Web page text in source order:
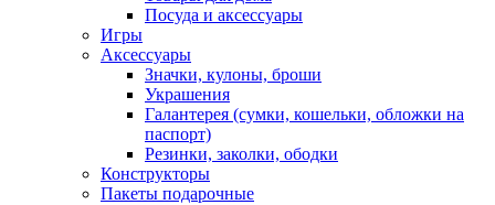
Посуда и аксессуары
Игры
Аксессуары
Значки, кулоны, броши
Украшения
Галантерея (сумки, кошельки, обложки на
паспорт)
Резинки, заколки, ободки
Конструкторы
Пакеты подарочные